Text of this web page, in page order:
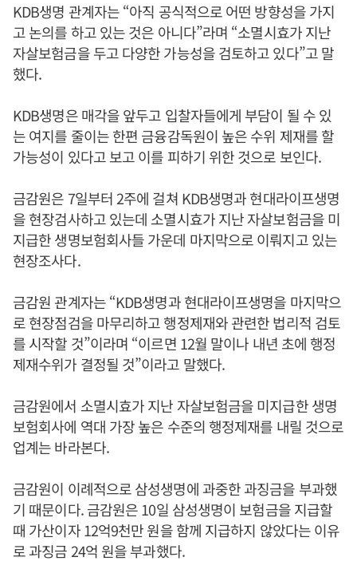
KDB생명 관계자는 “아직 공식적으로 어떤 방향성을 가지
고 논의를 하고 있는 것은 아니다”라며 “소멸시효가 지난
자살보험금을 두고 다양한 가능성을 검토하고 있다”고 말
했다.
KDB생명은 매각을 앞두고 입찰자들에게 부담이 될 수 있
는 여지를 줄이는 한편 금융감독원이 높은 수위 제재를 할
가능성이 있다고 보고 이를 피하기 위한 것으로 보인다.
금감원은 7일부터 2주에 걸쳐 KDB생명과 현대라이프생명
을 현장검사하고 있는데 소멸시효가 지난 자살보험금을 미
지급한 생명보험회사들 가운데 마지막으로 이뤄지고 있는
현장조사다.
금감원 관계자는 “KDB생명과 현대라이프생명을 마지막으
로 현장점검을 마무리하고 행정제재와 관련한 법리적 검토
를 시작할 것”이라며 “이르면 12월 말이나 내년 초에 행정
제재수위가 결정될 것”이라고 말했다.
금감원에서 소멸시효가 지난 자살보험금을 미지급한 생명
보험회사에 역대 가장 높은 수준의 행정제재를 내릴 것으로
업계는 바라본다.
금감원이 이례적으로 삼성생명에 과중한 과징금을 부과했
기 때문이다. 금감원은 10일 삼성생명이 보험금을 지급할
때 가산이자 12억9천만 원을 함께 지급하지 않았다는 이유
로 과징금 24억 원을 부과했다.